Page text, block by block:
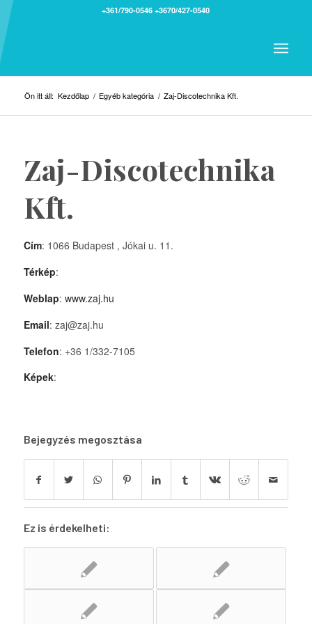
+361/790-0546 +3670/427-0540
Ön itt áll: Kezdőlap / Egyéb kategória / Zaj-Discotechnika Kft.
Zaj-Discotechnika
Kft.
Cím: 1066 Budapest , Jókai u. 11.
Térkép:
Weblap: www.zaj.hu
Email: zaj@zaj.hu
Telefon: +36 1/332-7105
Képek:
Bejegyzés megosztása
Ez is érdekelheti: